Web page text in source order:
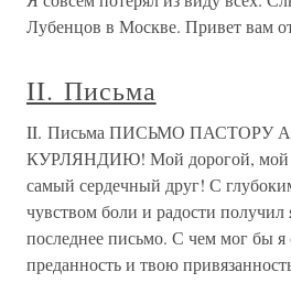
Лубенцов в Москве. Привет вам
II. Письма
II. Письма ПИСЬМО ПАСТОРУ
КУРЛЯНДИЮ! Мой дорогой, мой
самый сердечный друг! С
чувством боли и радости получил
последнее письмо. С чем мог бы я
преданность и твою